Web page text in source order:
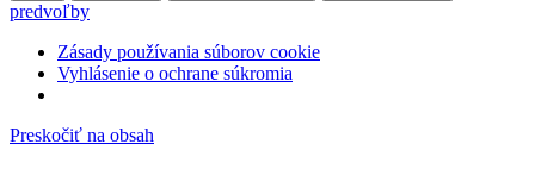
predvoľby
Zásady používania súborov cookie
Vyhlásenie o ochrane súkromia
Preskočiť na obsah